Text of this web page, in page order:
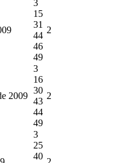
3
15
31
44
46
49
2
2009
3
16
30
43
44
49
2
3
25
40